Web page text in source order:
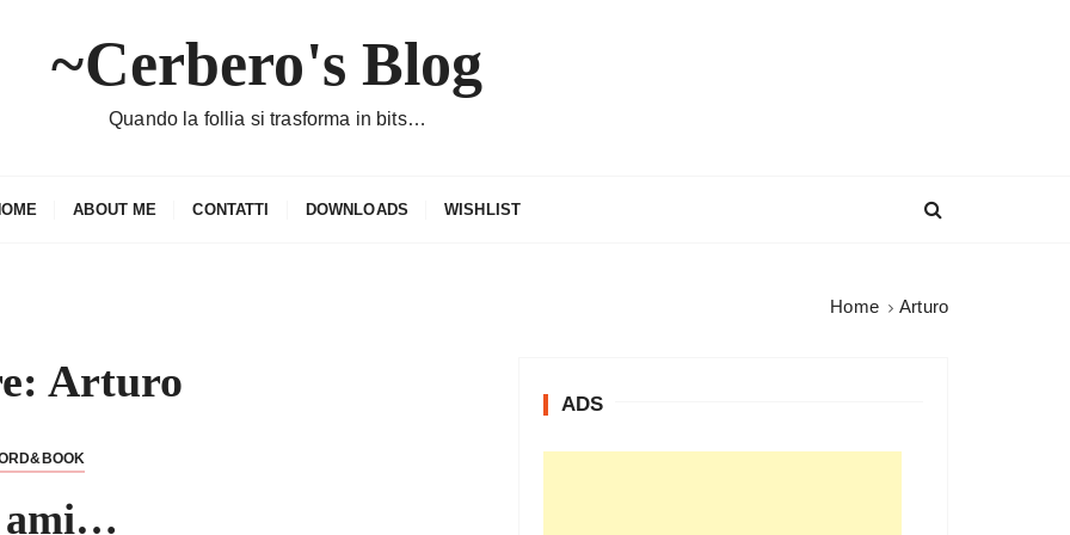
~Cerbero's Blog
Quando la follia si trasforma in bits…
ABOUT ME CONTATTI DOWNLOADS WISHLIST
Home Arturo
Arturo
ami…
ADS